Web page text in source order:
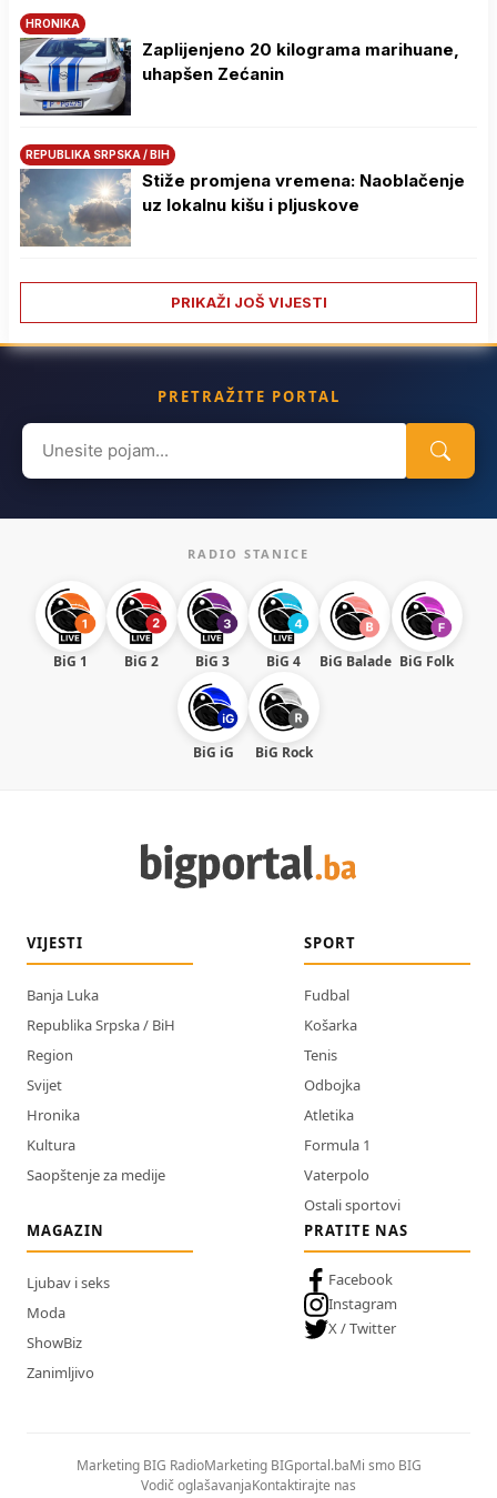
HRONIKA
Zaplijenjeno 20 kilograma marihuane,
uhapšen Zećanin
REPUBLIKA SRPSKA / BIH
Stiže promjena vremena: Naoblačenje
uz lokalnu kišu i pljuskove
PRIKAŽI JOŠ VIJESTI
PRETRAŽITE PORTAL
Search
for:
RADIO STANICE
BiG 1 BiG 2 BiG 3 BiG 4 BiG Balade BiG Folk
BiG iG BiG Rock
VIJESTI
Banja Luka
Republika Srpska / BiH
Region
Svijet
Hronika
Kultura
Saopštenje za medije
SPORT
Fudbal
Košarka
Tenis
Odbojka
Atletika
Formula 1
Vaterpolo
Ostali sportovi
MAGAZIN
Ljubav i seks
Moda
ShowBiz
Zanimljivo
PRATITE NAS
Facebook
Instagram
X / Twitter
Marketing BIG RadioMarketing BIGportal.baMi smo BIG
Vodič oglašavanjaKontaktirajte nas